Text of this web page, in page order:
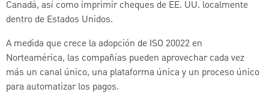
Canadá, así como imprimir cheques de EE. UU. localmente
dentro de Estados Unidos.
A medida que crece la adopción de ISO 20022 en
Norteamérica, las compañías pueden aprovechar cada vez
más un canal único, una plataforma única y un proceso único
para automatizar los pagos.